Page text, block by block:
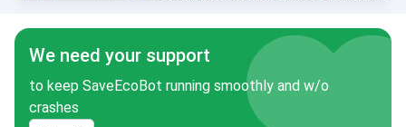
We need your support
to keep SaveEcoBot running smoothly and w/o
crashes